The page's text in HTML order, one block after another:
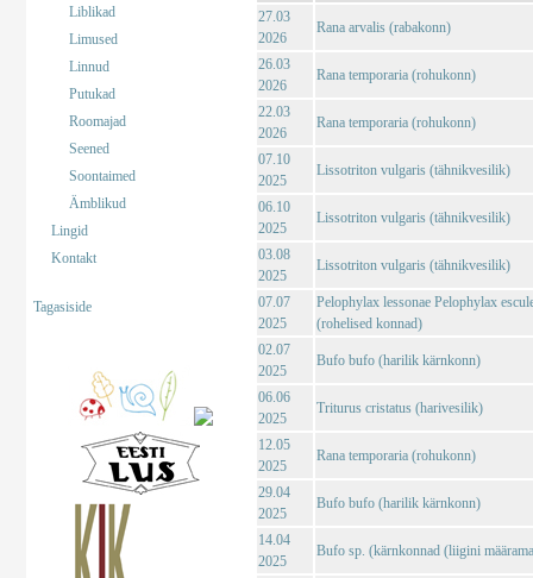
Liblikad
Limused
Linnud
Putukad
Roomajad
Seened
Soontaimed
Ämblikud
Lingid
Kontakt
Tagasiside
27.03
2026
Rana arvalis (rabakonn)
26.03
2026
Rana temporaria (rohukonn)
22.03
2026
Rana temporaria (rohukonn)
07.10
2025
Lissotriton vulgaris (tähnikvesilik)
06.10
2025
Lissotriton vulgaris (tähnikvesilik)
03.08
2025
Lissotriton vulgaris (tähnikvesilik)
07.07
2025
Pelophylax lessonae Pelophylax
(rohelised konnad)
02.07
2025
Bufo bufo (harilik kärnkonn)
06.06
2025
Triturus cristatus (harivesilik)
12.05
2025
Rana temporaria (rohukonn)
29.04
2025
Bufo bufo (harilik kärnkonn)
14.04
2025
Bufo sp. (kärnkonnad (liigini